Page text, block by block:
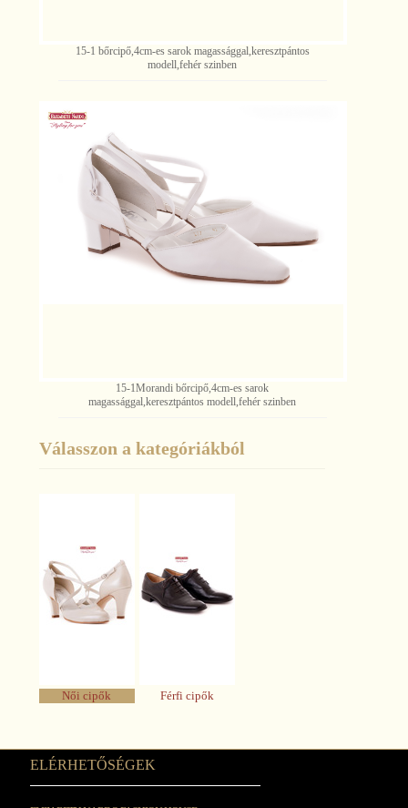
15-1 bőrcipő,4cm-es sarok magassággal,keresztpántos
modell,fehér szinben
15-1Morandi bőrcipő,4cm-es sarok
magassággal,keresztpántos modell,fehér szinben
Válasszon a kategóriákból
Női cipők Férfi cipők
ELÉRHETŐSÉGEK